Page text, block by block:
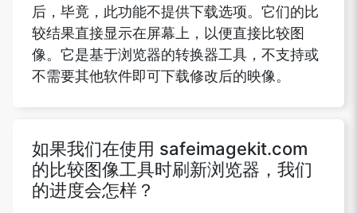
后，毕竟，此功能不提供下载选项。它们的比
较结果直接显示在屏幕上，以便直接比较图
像。它是基于浏览器的转换器工具，不支持或
不需要其他软件即可下载修改后的映像。
如果我们在使用 safeimagekit.com
的比较图像工具时刷新浏览器，我们
的进度会怎样？